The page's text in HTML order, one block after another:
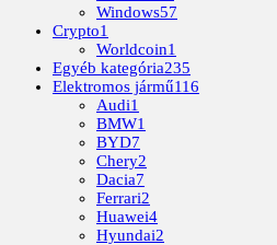
Windows57
Crypto1
Worldcoin1
Egyéb kategória235
Elektromos jármű116
Audi1
BMW1
BYD7
Chery2
Dacia7
Ferrari2
Huawei4
Hyundai2